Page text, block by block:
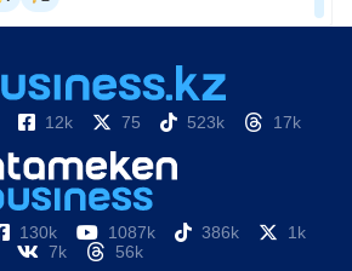
12k 75 523k 17k
130k 1087k 386k
1k
7k
56k